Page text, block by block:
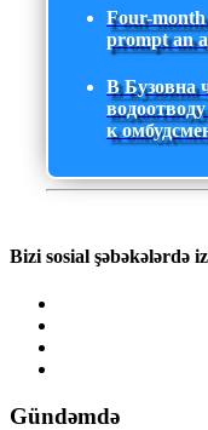
Four-
prompt an
В Бузовна
к
Bizi sosial şəbəkələrdə
Gündəmdə